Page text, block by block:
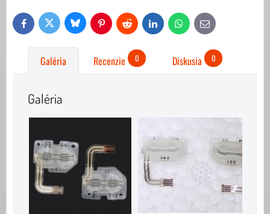
FacebookTwitter Bluesky PinterestReddit LinkedIn WhatsAppE-
mail
Galéria Recenzie 0 Diskusia 0
Galéria